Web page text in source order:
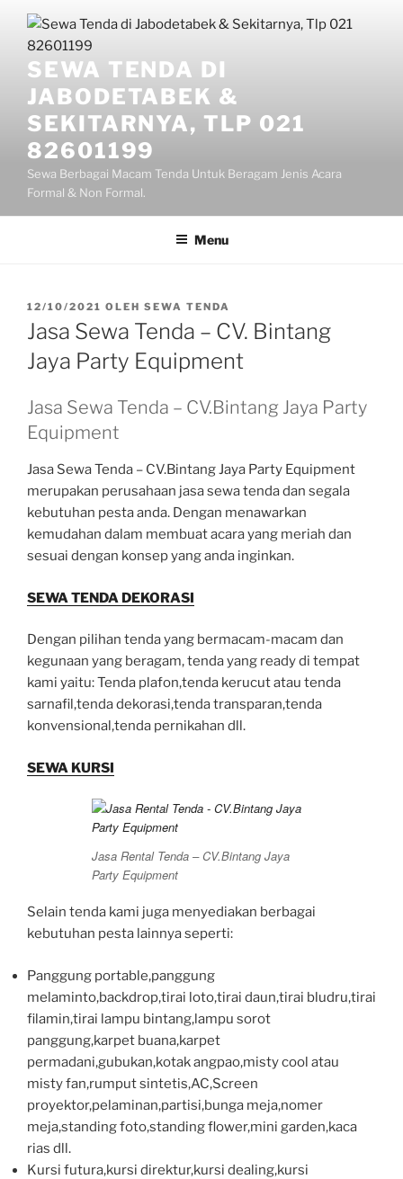
Lompat
konten
SEWA TENDA DI
JABODETABEK &
SEKITARNYA, TLP 021
82601199
Sewa Berbagai Macam Tenda Untuk Beragam Jenis Acara
Formal & Non Formal.
Menu
DIPOSKAN
PADA
12/10/2021 OLEH SEWA TENDA
Jasa Sewa Tenda – CV. Bintang
Jaya Party Equipment
Jasa Sewa Tenda – CV.Bintang Jaya Party
Equipment
Jasa Sewa Tenda – CV.Bintang Jaya Party Equipment
merupakan perusahaan jasa sewa tenda dan segala
kebutuhan pesta anda. Dengan menawarkan
kemudahan dalam membuat acara yang meriah dan
sesuai dengan konsep yang anda inginkan.
SEWA TENDA DEKORASI
Dengan pilihan tenda yang bermacam-macam dan
kegunaan yang beragam, tenda yang ready di tempat
kami yaitu: Tenda plafon,tenda kerucut atau tenda
sarnafil,tenda dekorasi,tenda transparan,tenda
konvensional,tenda pernikahan dll.
SEWA KURSI
Jasa Rental Tenda – CV.Bintang Jaya
Party Equipment
Selain tenda kami juga menyediakan berbagai
kebutuhan pesta lainnya seperti:
Panggung portable,panggung
melaminto,backdrop,tirai loto,tirai daun,tirai bludru,tirai
filamin,tirai lampu bintang,lampu sorot
panggung,karpet buana,karpet
permadani,gubukan,kotak angpao,misty cool atau
misty fan,rumput sintetis,AC,Screen
proyektor,pelaminan,partisi,bunga meja,nomer
meja,standing foto,standing flower,mini garden,kaca
rias dll.
Kursi futura,kursi direktur,kursi dealing,kursi